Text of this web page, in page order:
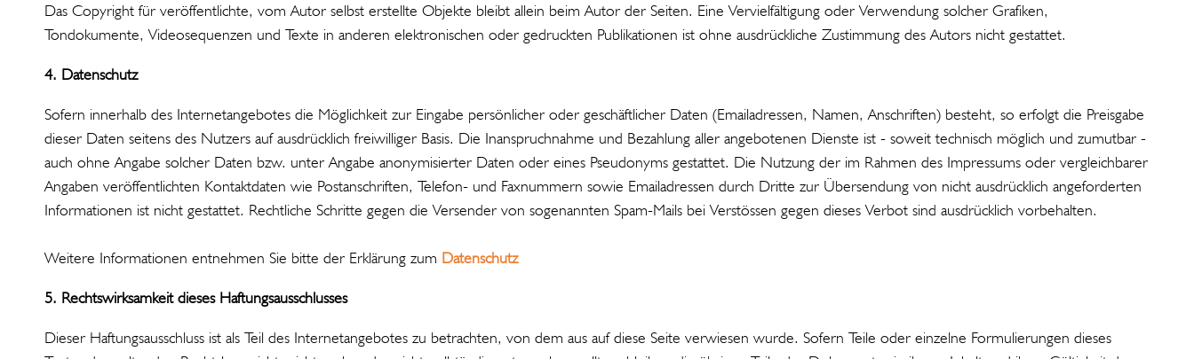
Das Copyright für veröffentlichte, vom Autor selbst erstellte Objekte bleibt allein beim Autor der Seiten. Eine Vervielfältigung oder Verwendung solcher Grafiken,
Tondokumente, Videosequenzen und Texte in anderen elektronischen oder gedruckten Publikationen ist ohne ausdrückliche Zustimmung des Autors nicht gestattet.
4. Datenschutz
Sofern innerhalb des Internetangebotes die Möglichkeit zur Eingabe persönlicher oder geschäftlicher Daten (Emailadressen, Namen, Anschriften) besteht, so erfolgt die Preisgabe
dieser Daten seitens des Nutzers auf ausdrücklich freiwilliger Basis. Die Inanspruchnahme und Bezahlung aller angebotenen Dienste ist - soweit technisch möglich und zumutbar -
auch ohne Angabe solcher Daten bzw. unter Angabe anonymisierter Daten oder eines Pseudonyms gestattet. Die Nutzung der im Rahmen des Impressums oder vergleichbarer
Angaben veröffentlichten Kontaktdaten wie Postanschriften, Telefon- und Faxnummern sowie Emailadressen durch Dritte zur Übersendung von nicht ausdrücklich angeforderten
Informationen ist nicht gestattet. Rechtliche Schritte gegen die Versender von sogenannten Spam-Mails bei Verstössen gegen dieses Verbot sind ausdrücklich vorbehalten.
Weitere Informationen entnehmen Sie bitte der Erklärung zum Datenschutz
5. Rechtswirksamkeit dieses Haftungsausschlusses
Dieser Haftungsausschluss ist als Teil des Internetangebotes zu betrachten, von dem aus auf diese Seite verwiesen wurde. Sofern Teile oder einzelne Formulierungen dieses